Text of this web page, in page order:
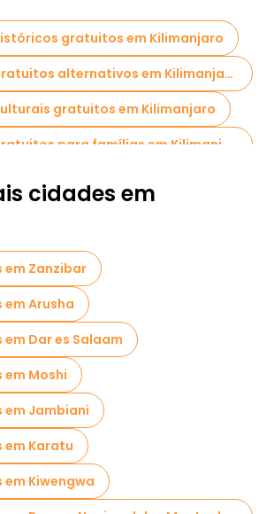
gratuitos em Kilimanjaro
Passeios a pé gratuitos alternativos em Kilimanjaro
gratuitos em Kilimanjaro
em Kilimanjaro
em Kilimanjaro
locais em Kilimanjaro
de um dia em Kilimanjaro
em Kilimanjaro
em Kilimanjaro
perto MOSHI TANZANIA
cidades em
Zanzibar
Arusha
Dar es Salaam
Moshi
Jambiani
Karatu
Kiwengwa